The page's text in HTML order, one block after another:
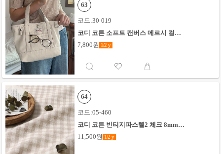
63
코드:30-019
코디 코튼 소프트 캔버스 메르시 컬러
7,800원 1/2 y
64
코드:05-460
코디 코튼 빈티지파스텔2 체크 8mm_
11,500원 1/2 y